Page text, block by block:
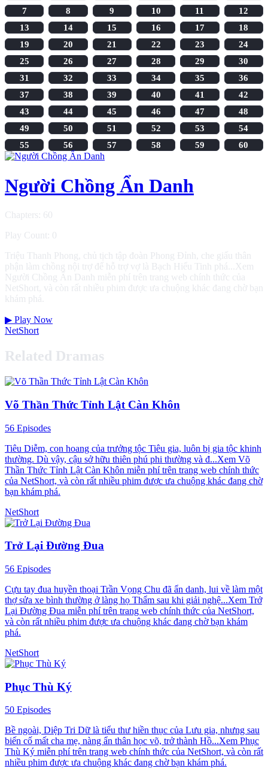
7
8 9 10 11
12
13
14 15 16 17
18
19
20 21 22 23
24
25
26 27 28 29
30
31
32 33 34 35
36
37
38 39 40 41
42
43
44 45 46 47
48
49
50 51 52 53
54
55
56 57 58 59 60
Người Chồng Ẩn Danh
Chapters: 60
Play Count: 0
Triệu Thanh Phong, chủ tịch tập đoàn Phong Đỉnh, che giấu thân
phận làm chồng nội trợ để hỗ trợ vợ là Bạch Hiểu Tinh phá...Xem
Người Chồng Ẩn Danh miễn phí trên trang web chính thức của
NetShort, và còn rất nhiều phim được ưa chuộng khác đang chờ bạn
khám phá.
▶ Play Now
NetShort
Related Dramas
Võ Thần Thức Tỉnh Lật Càn Khôn
56 Episodes
Tiêu Diễm, con hoang của trưởng tộc Tiêu gia, luôn bị gia tộc khinh
thường. Dù vậy, cậu sở hữu thiên phú phi thường và đ...Xem Võ
Thần Thức Tỉnh Lật Càn Khôn miễn phí trên trang web chính thức
của NetShort, và còn rất nhiều phim được ưa chuộng khác đang chờ
bạn khám phá.
NetShort
Trở Lại Đường Đua
56 Episodes
Cựu tay đua huyền thoại Trần Vọng Chu đã ẩn danh, lui về làm một
thợ sửa xe bình thường ở làng họ Thẩm sau khi giải nghệ...Xem Trở
Lại Đường Đua miễn phí trên trang web chính thức của NetShort,
và còn rất nhiều phim được ưa chuộng khác đang chờ bạn khám
phá.
NetShort
Phục Thù Ký
50 Episodes
Bề ngoài, Diệp Tri Dữ là tiểu thư hiền thục của Lưu gia, nhưng sau
biến cố mất cha mẹ, nàng ẩn thân học võ, trở thành Hồ...Xem Phục
Thù Ký miễn phí trên trang web chính thức của NetShort, và còn rất
nhiều phim được ưa chuộng khác đang chờ bạn khám phá.